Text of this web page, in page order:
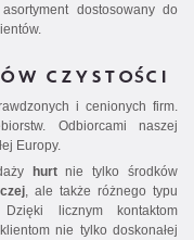
dostosowany do
CZYSTOŚCI
i cenionych firm.
Odbiorcami naszej
Europy.
hurtnie tylko środków
, ale także różnego typu
licznym kontaktom
nie tylko doskonałej